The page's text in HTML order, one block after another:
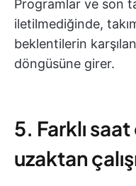
Programlar ve son
iletilmediğinde,
beklentilerin
döngüsüne girer.
5. Farklı
uzaktan